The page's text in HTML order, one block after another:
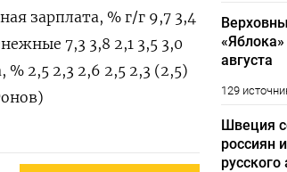
зарплата, % г/г 9,7 3,4
7,3 3,8 2,1 3,5 3,0
2,5 2,3 2,6 2,5 2,3 (2,5)